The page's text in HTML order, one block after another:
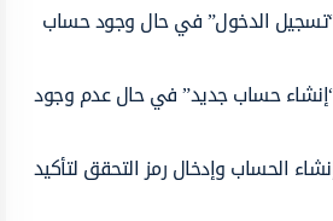
الدخول” في حال وجود حساب
حساب جديد” في حال عدم وجود
الحساب وإدخال رمز التحقق لتأكيد